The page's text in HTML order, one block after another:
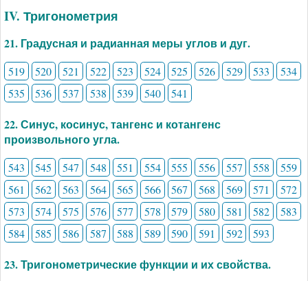
IV. Тригонометрия
21. Градусная и радианная меры углов и дуг.
519 520 521 522 523 524 525 526 529 533
534
535
536 537 538 539 540 541
22. Синус, косинус, тангенс и котангенс
произвольного угла.
543 545 547 548 551 554 555 556 557 558
559
561
562 563 564 565 566 567 568 569 571
572
573
574 575 576 577 578 579 580 581 582
583
584
585 586 587 588 589 590 591 592 593
23. Тригонометрические функции и их свойства.